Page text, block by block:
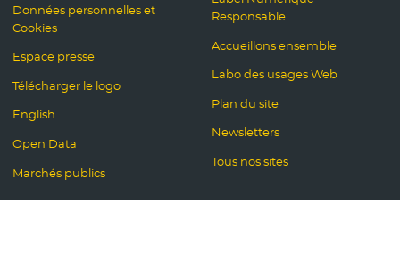
Données personnelles et
Cookies
Espace presse
Télécharger le logo
English
Open Data
Marchés publics
Responsable
Accueillons ensemble
Labo des usages Web
Plan du site
Newsletters
Tous nos sites